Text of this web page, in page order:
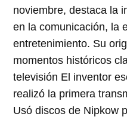
noviembre, destaca la
en la comunicación, la
entretenimiento. Su
momentos históricos
televisión El inventor
realizó la primera
Usó discos de Nipkow